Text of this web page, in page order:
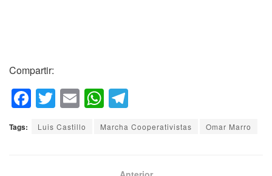
Compartir:
F
a
c
T
wi
tt
E
m
ail
W
h
at
el
e
Tags: Luis Castillo Marcha Cooperativistas Omar Marro